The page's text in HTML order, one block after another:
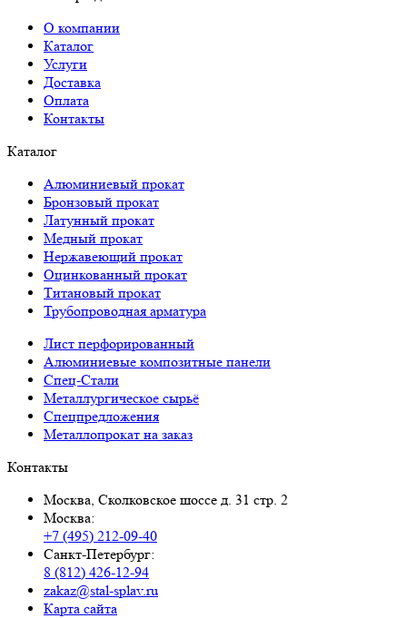
О компании
Каталог
Услуги
Доставка
Оплата
Контакты
Каталог
Алюминиевый прокат
Бронзовый прокат
Латунный прокат
Медный прокат
Нержавеющий прокат
Оцинкованный прокат
Титановый прокат
Трубопроводная арматура
Лист перфорированный
Алюминиевые композитные панели
Спец-Стали
Металлургическое сырьё
Спецпредложения
Металлопрокат на заказ
Контакты
Москва, Сколковское шоссе д. 31 стр. 2
Москва:
+7 (495) 212-09-40
Санкт-Петербург:
8 (812) 426-12-94
zakaz@stal-splav.ru
Карта сайта